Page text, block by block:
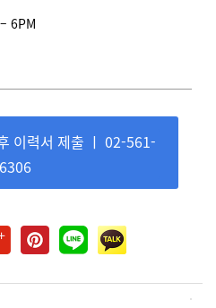
6PM
이력서 제출 ㅣ 02-561-
6306